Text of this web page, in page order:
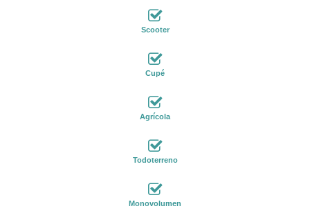
Scooter
Cupé
Agrícola
Todoterreno
Monovolumen